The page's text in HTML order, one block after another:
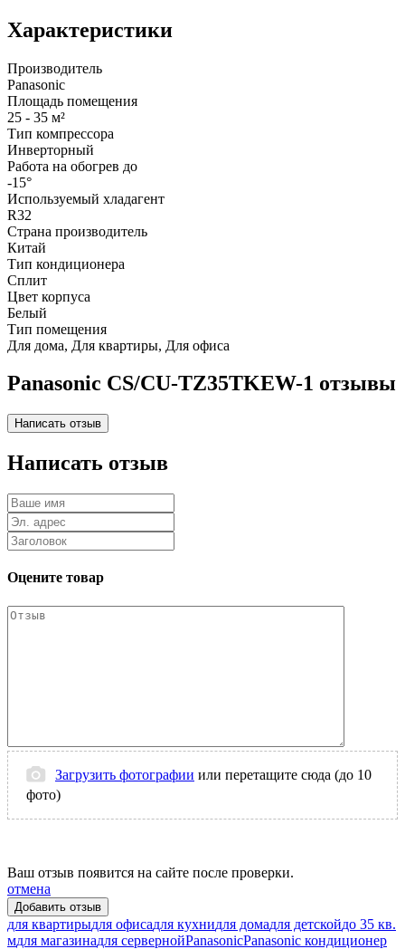
Характеристики
Производитель
Panasonic
Площадь помещения
25 - 35 м²
Тип компрессора
Инверторный
Работа на обогрев до
-15°
Используемый хладагент
R32
Страна производитель
Китай
Тип кондиционера
Сплит
Цвет корпуса
Белый
Тип помещения
Для дома, Для квартиры, Для офиса
Panasonic CS/CU-TZ35TKEW-1 отзывы
Написать отзыв
Оцените товар
Загрузить фотографии или перетащите сюда (до 10
фото)
Ваш отзыв появится на сайте после проверки.
отмена
для квартирыдля офисадля кухнидля домадля детскойдо 35 кв.
мдля магазинадля сервернойPanasonicPanasonic кондиционер